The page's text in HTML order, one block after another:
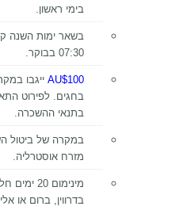
בימי ראשון.
בשאר ימות השנה
07:30 בבוקר.
AU$100 ייגבו
בחגים. לפירוט
בתנאי ההשכרה.
במקרה של ביטול
מזרח אוסטרליה.
מינימום